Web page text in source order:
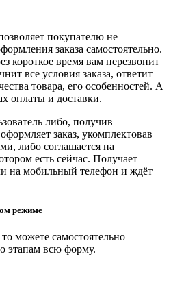
покупателю не
заказа самостоятельно.
короткое время вам перезвонит
все условия заказа, ответит
товара, его особенностей. А
оплаты и доставки.
либо, получив
заказ, укомплектовав
либо соглашается на
есть сейчас. Получает
на мобильный телефон и ждёт
режиме
можете самостоятельно
этапам всю форму.